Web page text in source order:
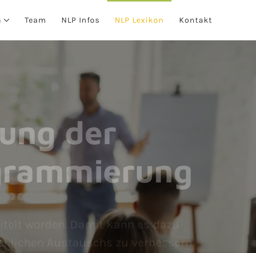
Team NLP Infos NLP Lexikon Kontakt
der
worden. Damit kann es dazu
Austauschs zu verbessern.